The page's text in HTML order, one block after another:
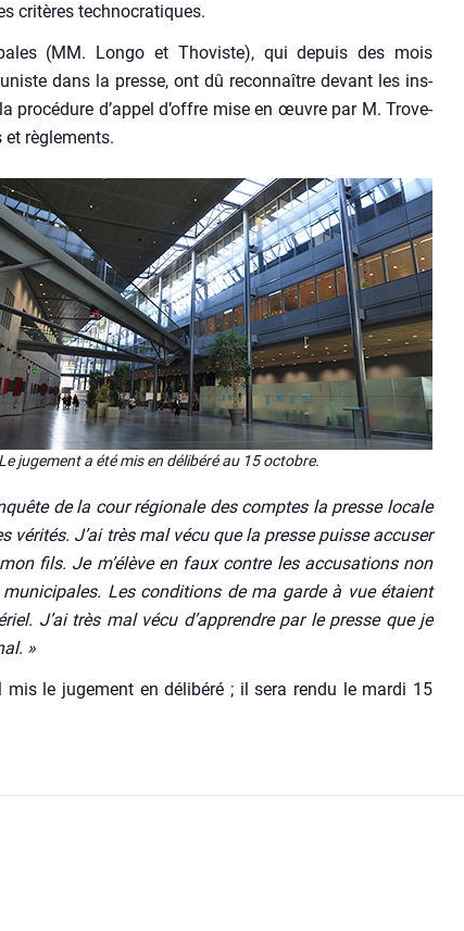
cri­tères tech­no­cra­tiques.
(MM. Lon­go et Tho­viste), qui depuis des mois
dans la presse, ont dû recon­naître devant les ins­
pro­cé­dure d’appel d’offre mise en œuvre par M. Tro­ve­
règle­ments.
Le juge­ment a été mis en déli­bé­ré au 15 octobre.
de la cour régio­nale des comptes la presse locale
véri­tés. J’ai très mal vécu que la presse puisse accu­ser
fils. Je m’élève en faux contre les accu­sa­tions non
Les condi­tions de ma garde à vue étaient
J’ai très mal vécu d’apprendre par le presse que je
»
mis le juge­ment en déli­bé­ré ; il sera ren­du le mar­di 15